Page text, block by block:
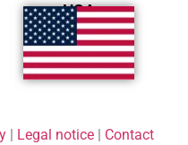
USA
| Legal notice| Contact